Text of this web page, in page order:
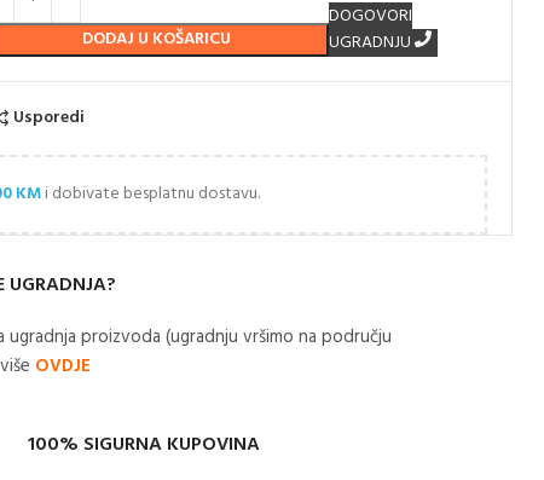
DODAJ U KOŠARICU
DOGOVORI
UGRADNJU
Usporedi
KMi dobivate besplatnu dostavu.
UGRADNJA?
proizvoda (ugradnju vršimo na području
OVDJE
100% SIGURNA KUPOVINA